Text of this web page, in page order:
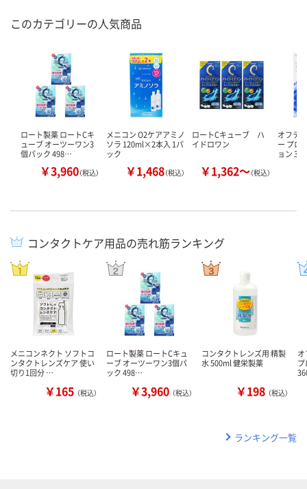
このカテゴリーの人気商品
ロート製薬 ロートCキ
ューブ オーツーワン3
個パック 498…
￥3,960（税込）
メニコン O2ケアアミノ
ソラ 120ml×2本入 1パ
ック
￥1,468（税込）
ロートCキューブ ハ
イドロワン
￥1,362～（税込）
オフテ
ー プロ
ョン
コンタクトケア用品の売れ筋ランキング
メニコンネクト ソフトコ
ンタクトレンズケア 使い
切り1回分 …
￥165 （税込）
ロート製薬 ロートCキュ
ーブ オーツーワン3個パ
ック 498…
￥3,960 （税込）
コンタクトレンズ用 精製
水 500ml 健栄製薬
￥198 （税込）
ランキング一覧